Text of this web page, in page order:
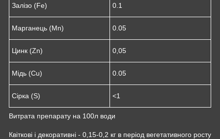
Залізо (Fe) 0.1
Марганець (Mn) 0.05
Цинк (Zn) 0,05
Мідь (Cu) 0.05
Сірка (S) <1
Витрата препарату на 100л води
Квіткові і декоративні - 0,15-0,2 кг в період вегетативного росту